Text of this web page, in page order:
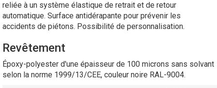
reliée à un système élastique de retrait et de retour
automatique. Surface antidérapante pour prévenir les
accidents de piétons. Possibilité de personnalisation.
Revêtement
Époxy-polyester d'une épaisseur de 100 microns sans solvant
selon la norme 1999/13/CEE, couleur noire RAL-9004.